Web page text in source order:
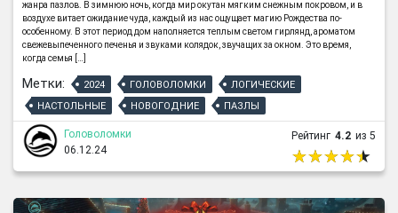
жанра пазлов. В зимнюю ночь, когда мир окутан мягким снежным покровом, и в
воздухе витает ожидание чуда, каждый из нас ощущает магию Рождества по-
особенному. В этот период дом наполняется теплым светом гирлянд, ароматом
свежевыпеченного печенья и звуками колядок, звучащих за окном. Это время,
когда семья […]
Метки: 2024 ГОЛОВОЛОМКИ
ЛОГИЧЕСКИЕ
НАСТОЛЬНЫЕ
НОВОГОДНИЕ ПАЗЛЫ
Головоломки
06.12.24
Рейтинг 4.2 из 5